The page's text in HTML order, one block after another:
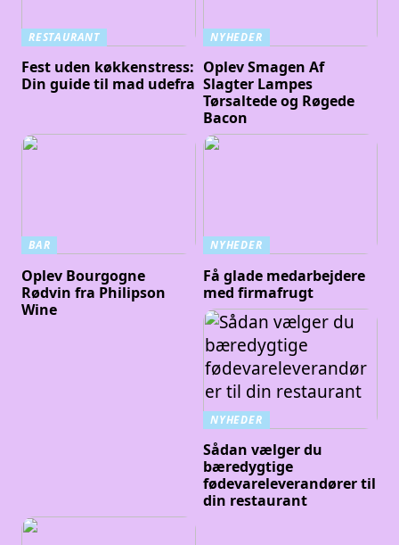
RESTAURANT
Fest uden køkkenstress:
Din guide til mad udefra
NYHEDER
Oplev Smagen Af
Slagter Lampes
Tørsaltede og Røgede
Bacon
BAR
Oplev Bourgogne
Rødvin fra Philipson
Wine
NYHEDER
Få glade medarbejdere
med firmafrugt
NYHEDER
Sådan vælger du
bæredygtige
fødevareleverandører til
din restaurant